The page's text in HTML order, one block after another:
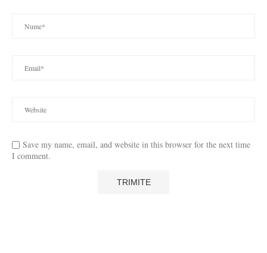
Save my name, email, and website in this browser for the next time
I comment.